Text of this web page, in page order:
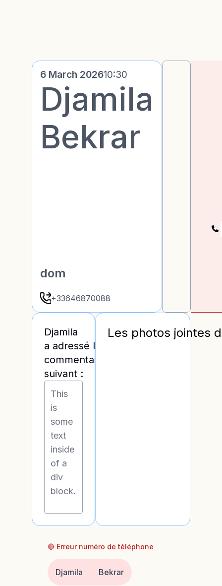
6 March 202610:30
Djamila
Bekrar
dom
+33646870088
Djamila
a adressé les
commentaires
suivant :
This
is
some
text
inside
of a
div
block.
Les photos jointes
🔴 Erreur numéro de téléphone
Djamila
Bekrar